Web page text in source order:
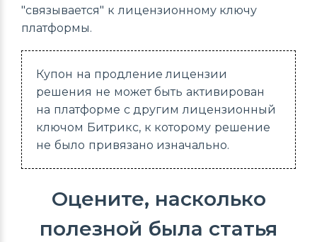
"связывается" к лицензионному ключу
платформы.
Купон на продление лицензии
решения не может быть активирован
на платформе с другим лицензионный
ключом Битрикс, к которому решение
не было привязано изначально.
Оцените, насколько
полезной была статья